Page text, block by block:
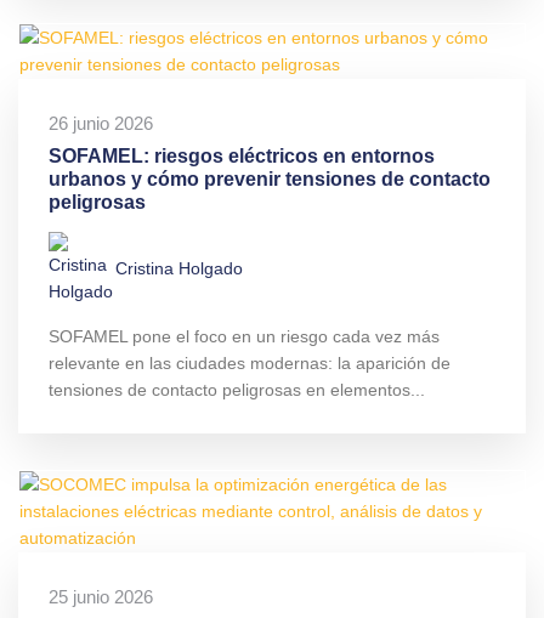
26 junio 2026
SOFAMEL: riesgos eléctricos en entornos
urbanos y cómo prevenir tensiones de contacto
peligrosas
Cristina Holgado
SOFAMEL pone el foco en un riesgo cada vez más
relevante en las ciudades modernas: la aparición de
tensiones de contacto peligrosas en elementos...
25 junio 2026